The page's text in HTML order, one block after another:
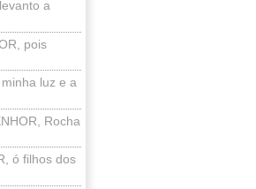
a
pois
luz e a
Rocha
ó filhos dos